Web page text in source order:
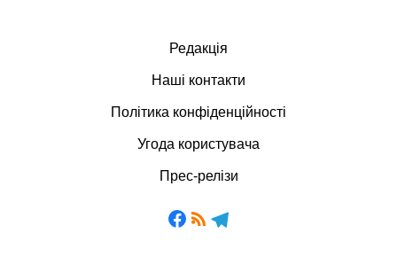
Редакція
Наші контакти
Політика конфіденційності
Угода користувача
Прес-релізи